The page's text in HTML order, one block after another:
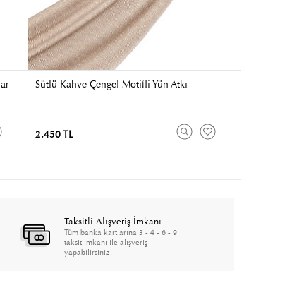
Sütlü Kahve Çengel Motifli Yün Atkı
2.450 TL
Taksitli Alışveriş İmkanı
Tüm banka kartlarına 3 - 4 - 6 - 9
taksit imkanı ile alışveriş
yapabilirsiniz.